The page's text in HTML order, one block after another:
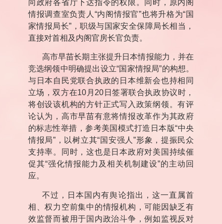
向政府各省厅下达指令的权限。同时，原内阁
情报调查室负责人 “内阁情报官”也将升格为“国
家情报局长” ，职级与国家安全保障局长相当，
直接对首相及内阁官房长官负责。
高市早苗长期主张提升日本情报能力，并在
竞选纲领中明确提出设立“国家情报局”的构想。
与日本自民党联合执政的日本维新会也持相同
立场，双方在10 月 20 日签署联合执政协议时，
将创设该机构的方针正式写入政策纲领。有评
论认为，高市早苗有意将情报改革作为其政府
的标志性举措，参考美国模式打造日本版“中央
情报局” ，以树立其“国安强人”形象，提振民众
支持率。同时，这也是日本政府对美国持续催
促其“强化情报能力及相关机制建设”的主动回
应。
不过，日本国内有舆论指出，这一直属首
相、权力空前集中的情报机构，可能因缺乏有
效监督而被用于国内政治斗争，例如监视反对